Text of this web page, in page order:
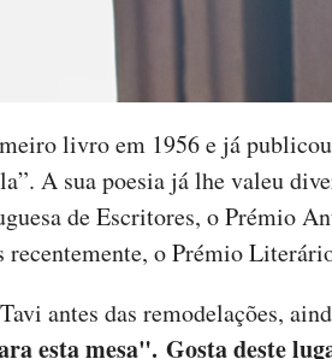
livro em 1956 e já
A sua poesia já lhe valeu
de Escritores, o Prémio
recentemente, o Prémio
antes das remodelações,
esta mesa". Gosta deste